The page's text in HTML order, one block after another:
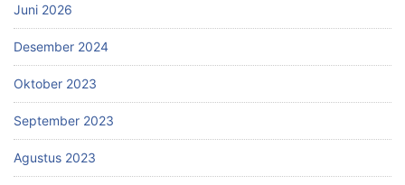
Juni 2026
Desember 2024
Oktober 2023
September 2023
Agustus 2023